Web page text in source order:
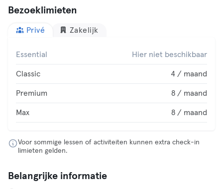
Bezoeklimieten
Privé Zakelijk
Essential Hier niet beschikbaar
Classic 4 / maand
Premium 8 / maand
Max 8 / maand
Voor sommige lessen of activiteiten kunnen extra check-in
limieten gelden.
Belangrijke informatie